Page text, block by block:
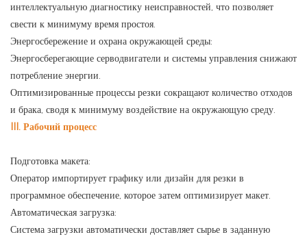
интеллектуальную диагностику неисправностей, что позволяет
свести к минимуму время простоя.
Энергосбережение и охрана окружающей среды:
Энергосберегающие серводвигатели и системы управления снижают
потребление энергии.
Оптимизированные процессы резки сокращают количество отходов
и брака, сводя к минимуму воздействие на окружающую среду.
III. Рабочий процесс
Подготовка макета:
Оператор импортирует графику или дизайн для резки в
программное обеспечение, которое затем оптимизирует макет.
Автоматическая загрузка:
Система загрузки автоматически доставляет сырье в заданную